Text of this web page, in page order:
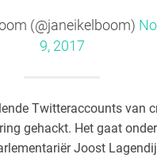
(@janeikelboom)
9, 2017
Twitteraccounts van
gehackt. Het gaat
Joost